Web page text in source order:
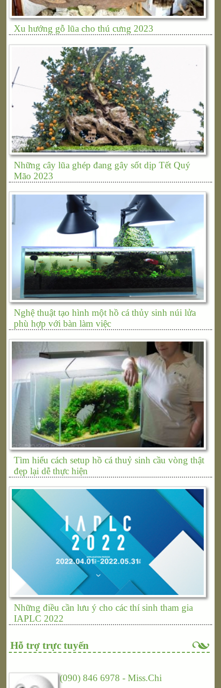
Xu hướng gỗ lũa cho thú cưng 2023
Những cây lũa ghép đang gây sốt dịp Tết Quý
Mão 2023
Nghệ thuật tạo hình một hồ cá thủy sinh núi lửa
phù hợp với bàn làm việc
Tìm hiểu cách setup hồ cá thuỷ sinh cầu vòng thật
đẹp lại dễ thực hiện
Những điều cần lưu ý cho các thí sinh tham gia
IAPLC 2022
Hỗ trợ trực tuyến
(090) 846 6978 - Miss.Chi